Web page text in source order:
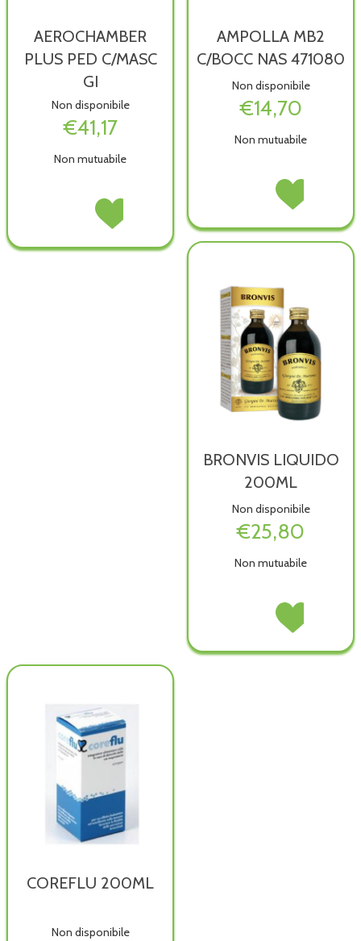
AEROCHAMBER
PLUS PED C/MASC
GI
Non disponibile
€41,17
Non mutuabile
AEROCHAMBER
C/MASC
Acquista AEROCHAMBER
PLUS
C/MASC
AMPOLLA MB2
C/BOCC NAS 471080
Non disponibile
€14,70
Non mutuabile
AMPOLLA
NAS
disponibile
Acquista
MB2
NAS
BRONVIS LIQUIDO
200ML
Non disponibile
€25,80
Non mutuabile
BRONVIS
LIQUIDO
è
Acquista
LIQUIDO
wishlist
COREFLU 200ML
Non disponibile